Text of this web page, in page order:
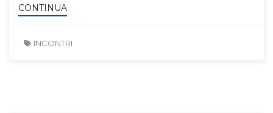
CONTINUA
INCONTRI